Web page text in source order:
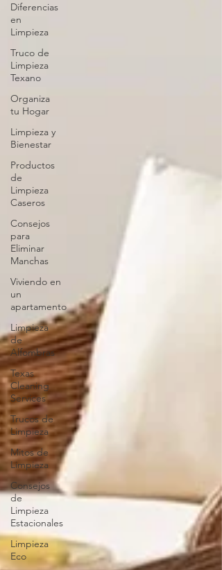
Diferencias
en
Limpieza
Truco de
Limpieza
Texano
Organiza
tu Hogar
Limpieza y
Bienestar
Productos
de
Limpieza
Caseros
Consejos
para
Eliminar
Manchas
Viviendo en
un
apartamento
Limpieza
de
Alfombras
Texas
Cleaning
Services
Trucos de
Limpieza
Mitos de
Limpieza
Consejos
de
Limpieza
Estacionales
Limpieza
Eco